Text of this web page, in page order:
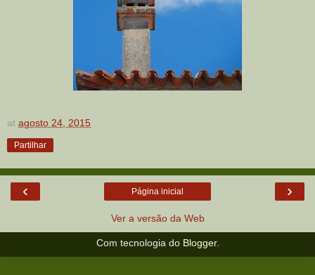
at agosto 24, 2015
Partilhar
‹ ›
Página inicial
Ver a versão da Web
Com tecnologia do Blogger.